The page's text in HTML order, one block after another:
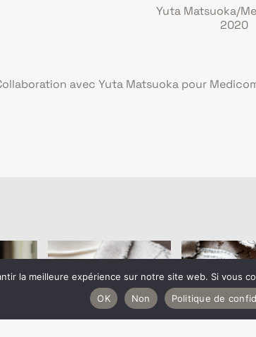
Yuta Matsuoka/
2020
avec Yuta Matsuoka pour
la meilleure expérience sur notre site web. Si vous
OK
Non Politique de